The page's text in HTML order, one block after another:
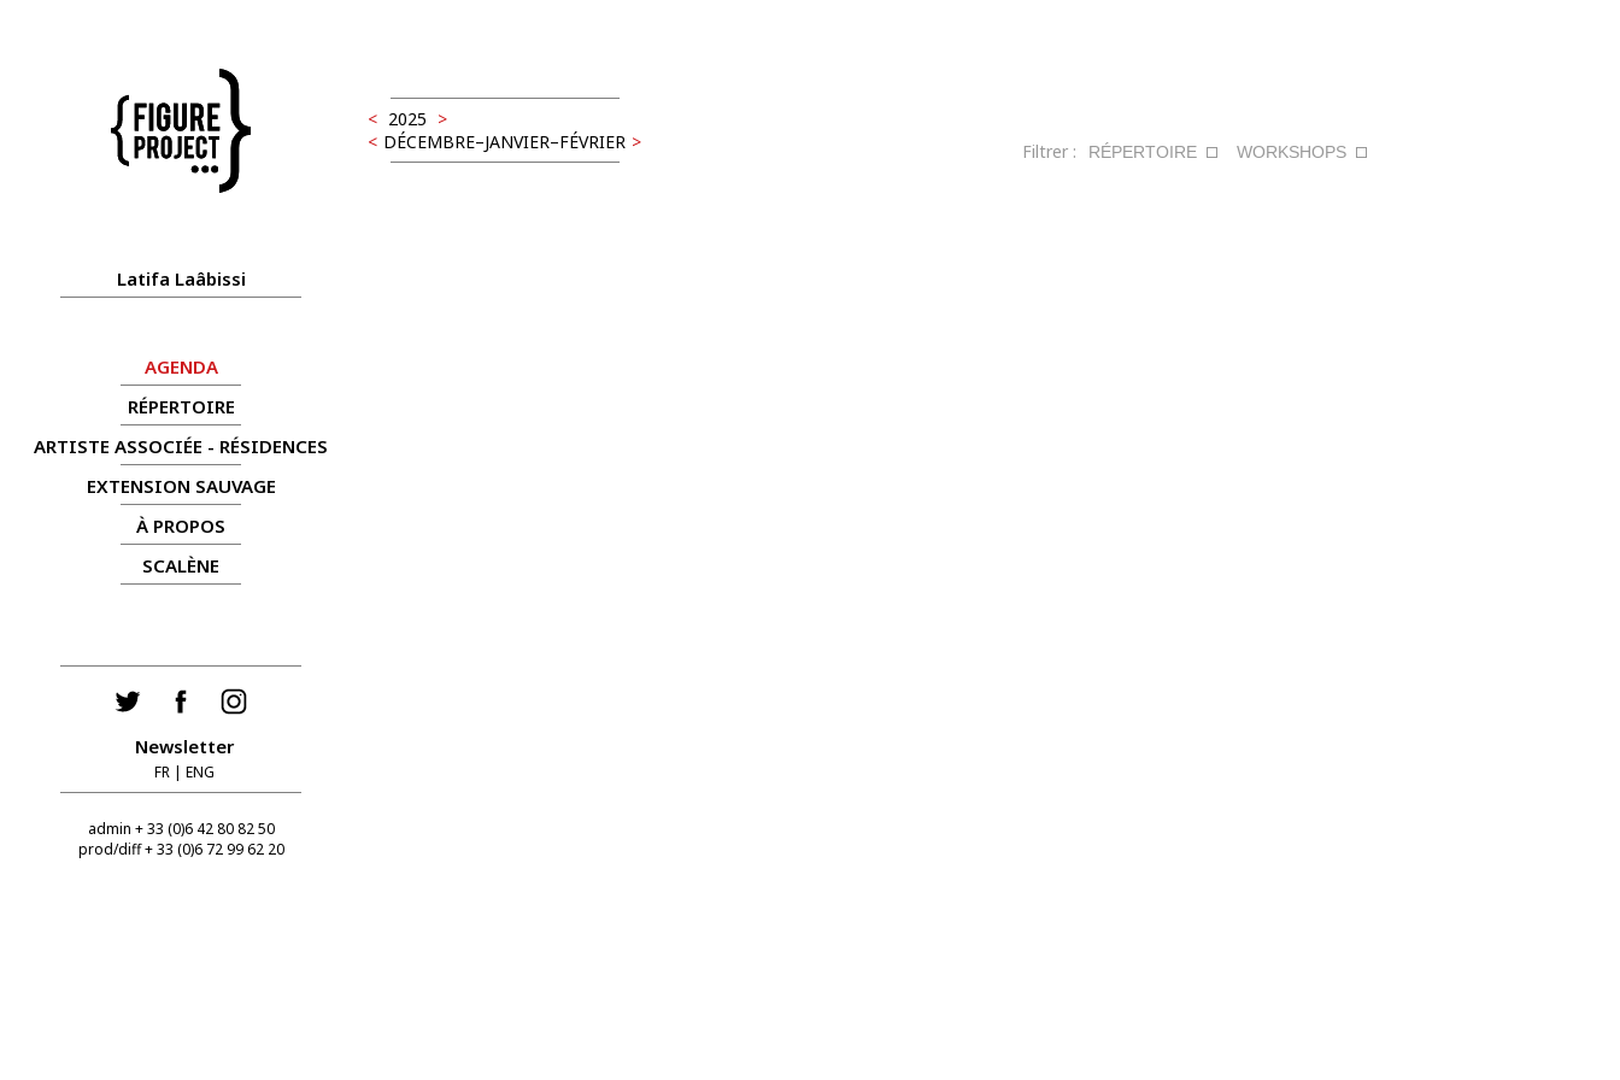
Latifa Laâbissi
AGENDA
RÉPERTOIRE
ARTISTE ASSOCIÉE - RÉSIDENCES
EXTENSION SAUVAGE
À PROPOS
SCALÈNE
Newsletter
FR | ENG
admin + 33 (0)6 42 80 82 50
prod/diff + 33 (0)6 72 99 62 20
< 2025 >
< DÉCEMBRE–JANVIER–FÉVRIER > Filtrer : RÉPERTOIRE WORKSHOPS